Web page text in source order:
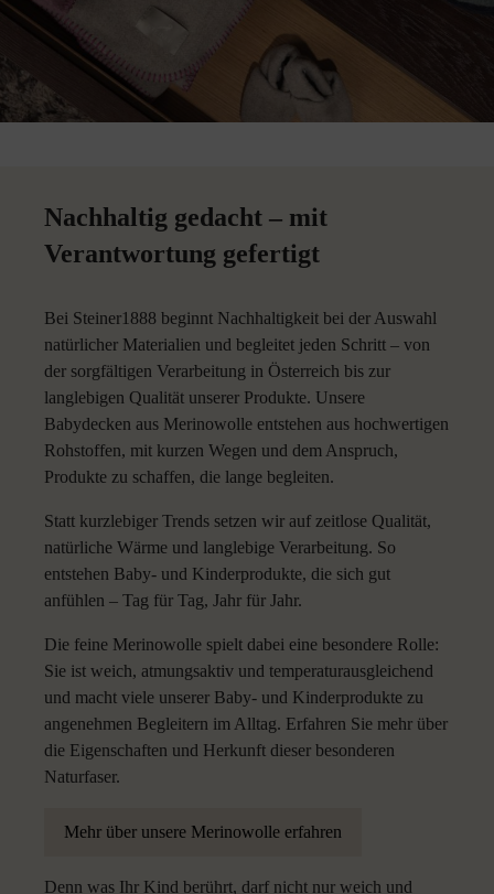
Nachhaltig gedacht – mit
Verantwortung gefertigt
Bei Steiner1888 beginnt Nachhaltigkeit bei der Auswahl
natürlicher Materialien und begleitet jeden Schritt – von
der sorgfältigen Verarbeitung in Österreich bis zur
langlebigen Qualität unserer Produkte. Unsere
Babydecken aus Merinowolle entstehen aus hochwertigen
Rohstoffen, mit kurzen Wegen und dem Anspruch,
Produkte zu schaffen, die lange begleiten.
Statt kurzlebiger Trends setzen wir auf zeitlose Qualität,
natürliche Wärme und langlebige Verarbeitung. So
entstehen Baby- und Kinderprodukte, die sich gut
anfühlen – Tag für Tag, Jahr für Jahr.
Die feine Merinowolle spielt dabei eine besondere Rolle:
Sie ist weich, atmungsaktiv und temperaturausgleichend
und macht viele unserer Baby- und Kinderprodukte zu
angenehmen Begleitern im Alltag. Erfahren Sie mehr über
die Eigenschaften und Herkunft dieser besonderen
Naturfaser.
Mehr über unsere Merinowolle erfahren
Denn was Ihr Kind berührt, darf nicht nur weich und